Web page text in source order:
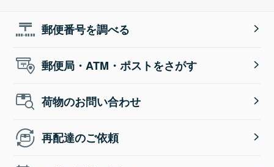
郵便番号を調べる
郵便局・ATM・ポストをさがす
荷物のお問い合わせ
再配達のご依頼